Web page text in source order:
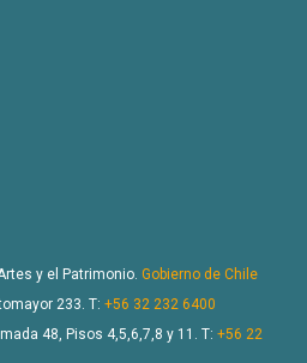
y el Patrimonio. Gobierno de Chile
233. T: +56 32 232 6400
48, Pisos 4,5,6,7,8 y 11. T: +56 22